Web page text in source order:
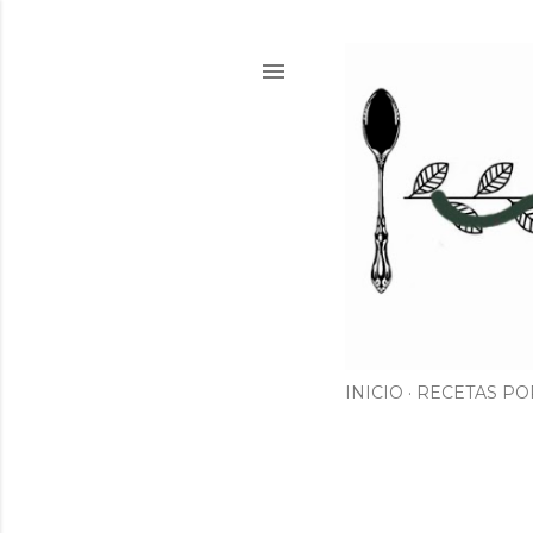
INICIO RECETAS